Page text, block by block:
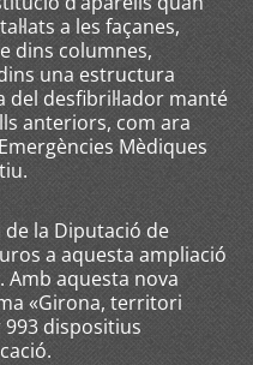
a les façanes,
dins columnes,
una estructura
del desfibril·lador manté
anteriors, com ara
Mèdiques
de la Diputació de
a aquesta ampliació
Amb aquesta nova
«Girona, territori
dispositius